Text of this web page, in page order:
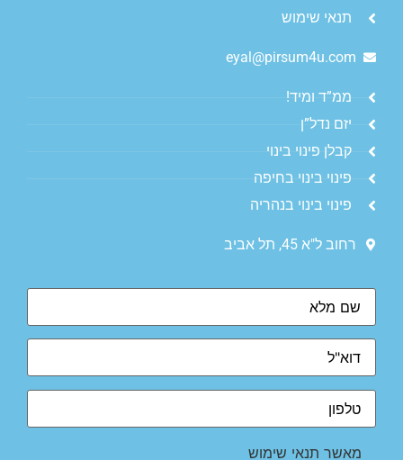
תנאי שימוש
eyal@pirsum4u.com
ממ”ד ומיד!
יזם נדל”ן
קבלן פינוי בינוי
פינוי בינוי בחיפה
פינוי בינוי בנהריה
רחוב ל"א 45, תל אביב
מאשר תנאי שימוש